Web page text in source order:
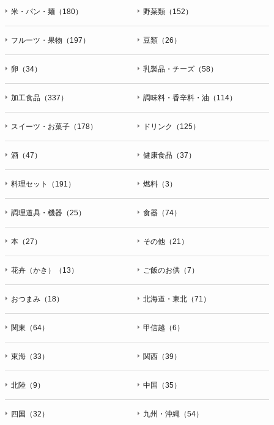
米・パン・麺（180） 野菜類（152）
フルーツ・果物（197） 豆類（26）
卵（34） 乳製品・チーズ（58）
加工食品（337） 調味料・香辛料・油（114）
スイーツ・お菓子（178） ドリンク（125）
酒（47） 健康食品（37）
料理セット（191） 燃料（3）
調理道具・機器（25） 食器（74）
本（27） その他（21）
花卉（かき）（13） ご飯のお供（7）
おつまみ（18） 北海道・東北（71）
関東（64） 甲信越（6）
東海（33） 関西（39）
北陸（9） 中国（35）
四国（32） 九州・沖縄（54）